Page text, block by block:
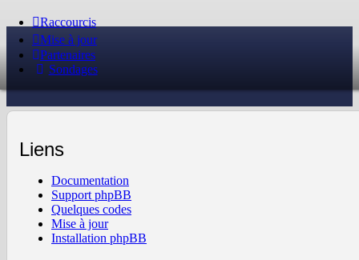
Raccourcis
Mise à jour
Partenaires
Sondages
Liens
Documentation
Support phpBB
Quelques codes
Mise à jour
Installation phpBB